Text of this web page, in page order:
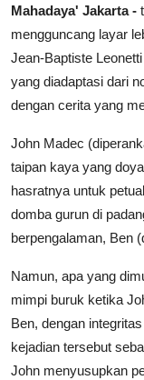
Mahadaya' Jakarta -
mengguncang layar
Jean-Baptiste
yang diadaptasi dari
dengan cerita yang
John Madec
taipan kaya yang
hasratnya untuk
domba gurun di
berpengalaman, Ben
Namun, apa yang
mimpi buruk ketika
Ben, dengan
kejadian tersebut
John menyusupkan